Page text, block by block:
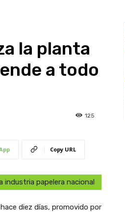
la planta
a todo
125
Copy URL
industria papelera nacional
diez días, promovido por